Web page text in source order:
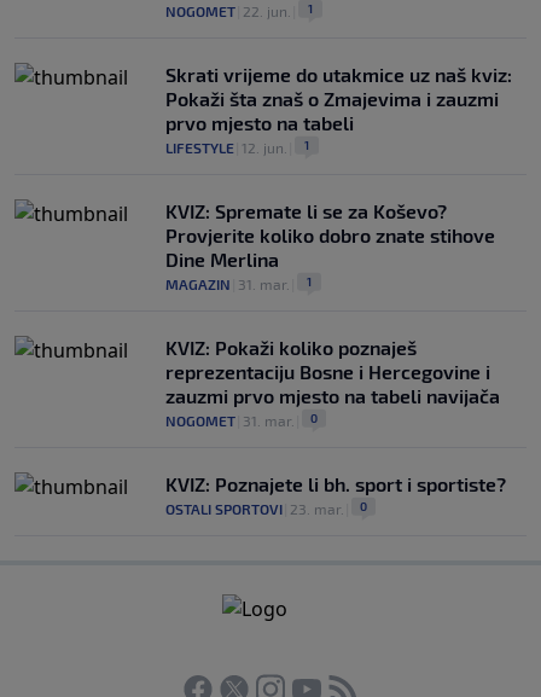
NOGOMET 22. jun. 1
Skrati vrijeme do utakmice uz naš kviz:
Pokaži šta znaš o Zmajevima i zauzmi
prvo mjesto na tabeli
LIFESTYLE 12. jun. 1
KVIZ: Spremate li se za Koševo?
Provjerite koliko dobro znate stihove
Dine Merlina
MAGAZIN 31. mar. 1
KVIZ: Pokaži koliko poznaješ
reprezentaciju Bosne i Hercegovine i
zauzmi prvo mjesto na tabeli navijača
NOGOMET 31. mar. 0
KVIZ: Poznajete li bh. sport i sportiste?
OSTALI SPORTOVI 23. mar. 0